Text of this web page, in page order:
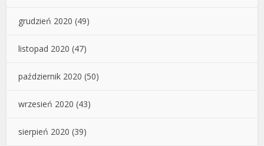
grudzień 2020 (49)
listopad 2020 (47)
październik 2020 (50)
wrzesień 2020 (43)
sierpień 2020 (39)